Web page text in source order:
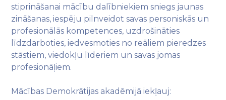
stiprināšanai mācību dalībniekiem sniegs jaunas
zināšanas, iespēju pilnveidot savas personiskās un
profesionālās kompetences, uzdrošināties
līdzdarboties, iedvesmoties no reāliem pieredzes
stāstiem, viedokļu līderiem un savas jomas
profesionāļiem.
Mācības Demokrātijas akadēmijā iekļauj: